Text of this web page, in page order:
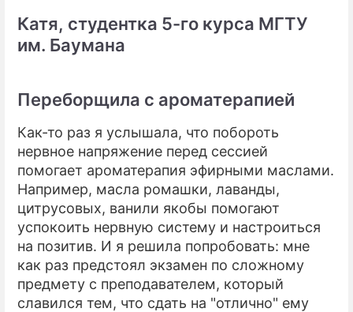
Катя, студентка 5-го курса МГТУ
им. Баумана
Переборщила с ароматерапией
Как-то раз я услышала, что побороть
нервное напряжение перед сессией
помогает ароматерапия эфирными маслами.
Например, масла ромашки, лаванды,
цитрусовых, ванили якобы помогают
успокоить нервную систему и настроиться
на позитив. И я решила попробовать: мне
как раз предстоял экзамен по сложному
предмету с преподавателем, который
славился тем, что сдать на "отлично" ему